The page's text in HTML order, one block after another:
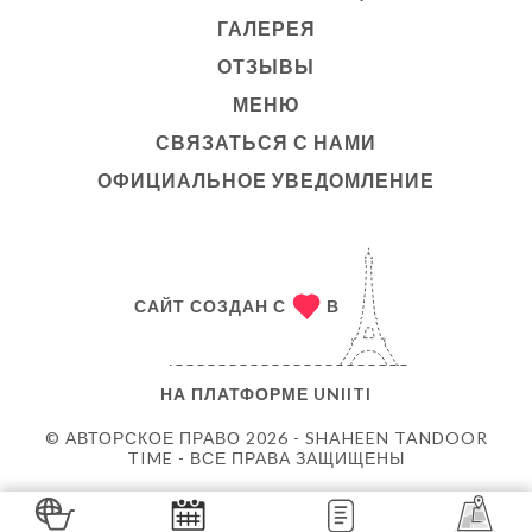
ГАЛЕРЕЯ
ОТЗЫВЫ
МЕНЮ
СВЯЗАТЬСЯ С НАМИ
ОФИЦИАЛЬНОЕ УВЕДОМЛЕНИЕ
© АВТОРСКОЕ ПРАВО 2026 - SHAHEEN TANDOOR
TIME - ВСЕ ПРАВА ЗАЩИЩЕНЫ
САЙТ СОЗДАН С В
НА ПЛАТФОРМЕ UNIITI